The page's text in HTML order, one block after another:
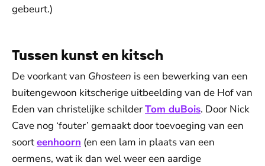
gebeurt.)
Tussen kunst en kitsch
De voorkant van Ghosteen is een bewerking van een
buitengewoon kitscherige uitbeelding van de Hof van
Eden van christelijke schilderTom duBois. Door Nick
Cave nog ‘fouter’ gemaakt door toevoeging van een
soorteenhoorn (en een lam in plaats van een
oermens, wat ik dan wel weer een aardige